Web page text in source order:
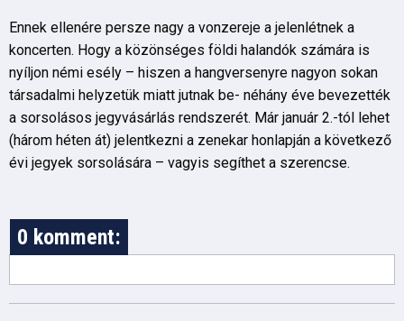
Ennek ellenére persze nagy a vonzereje a jelenlétnek a
koncerten. Hogy a közönséges földi halandók számára is
nyíljon némi esély – hiszen a hangversenyre nagyon sokan
társadalmi helyzetük miatt jutnak be- néhány éve bevezették
a sorsolásos jegyvásárlás rendszerét. Már január 2.-tól lehet
(három héten át) jelentkezni a zenekar honlapján a következő
évi jegyek sorsolására – vagyis segíthet a szerencse.
0 komment: